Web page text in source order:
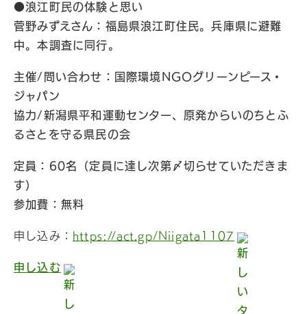
●浪江町民の体験と思い
菅野みずえさん：福島県浪江町住民。兵庫県に避難
中。本調査に同行。
主催/問い合わせ：国際環境NGOグリーンピース・
ジャパン
協力/新潟県平和運動センター、原発からいのちとふ
るさとを守る県民の会
定員：60名（定員に達し次第〆切らせていただきま
す）
参加費：無料
申し込み： https://act.gp/Niigata1107
申し込む